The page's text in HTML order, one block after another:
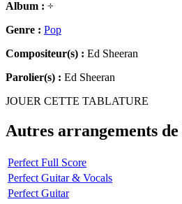
Album : ÷
Genre : Pop
Compositeur(s) : Ed Sheeran
Parolier(s) : Ed Sheeran
JOUER CETTE TABLATURE
Autres arrangements de
Perfect Full Score
Perfect Guitar & Vocals
Perfect Guitar